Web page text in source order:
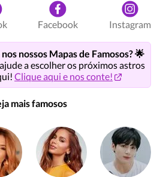
Facebook Instagram
nossos Mapas de Famosos? 🌟
a escolher os próximos astros
Clique aqui e nos conte!
mais famosos